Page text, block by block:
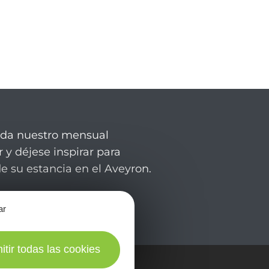
nuestro mensual
y déjese inspirar para
su estancia en el Aveyron.
todas las cookies